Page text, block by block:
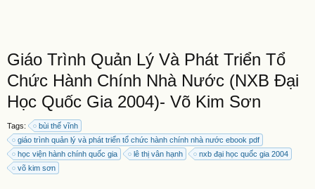
Giáo Trình Quản Lý Và Phát Triển Tổ
Chức Hành Chính Nhà Nước (NXB Đại
Học Quốc Gia 2004)- Võ Kim Sơn
Tags:
bùi thế vĩnh
giáo trình quản lý và phát triển tổ chức hành chính nhà nước ebook pdf
học viện hành chính quốc gia
lê thị vân hạnh
nxb đại học quốc gia 2004
võ kim sơn